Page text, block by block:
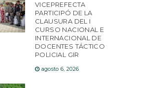
VICEPREFECTA
PARTICIPÓ DE LA
CLAUSURA DEL I
CURSO NACIONAL E
INTERNACIONAL DE
DOCENTES TÁCTICO
POLICIAL GIR
agosto 6, 2026